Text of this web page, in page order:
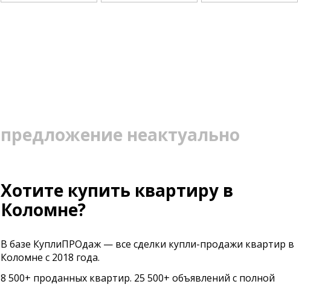
предложение неактуально
Хотите купить квартиру в
Коломне?
В базе КуплиПРОдаж — все сделки купли-продажи квартир в
Коломне с 2018 года.
8 500+ проданных квартир. 25 500+ объявлений с полной